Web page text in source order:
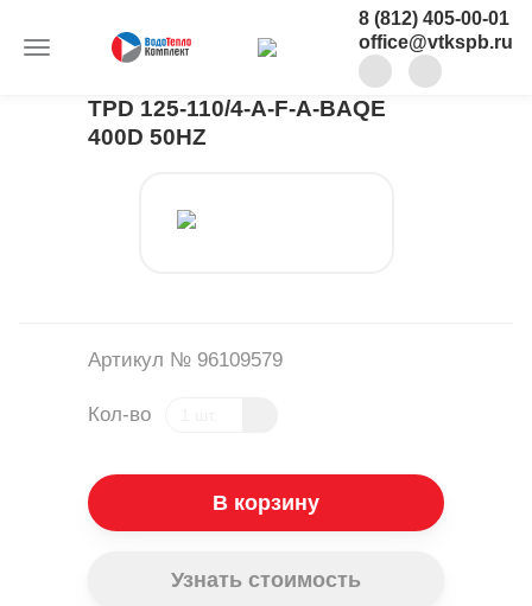
8 (812) 405-00-01
office@vtkspb.ru
TPD 125-110/4-A-F-A-BAQE
400D 50HZ
Артикул № 96109579
Кол-во
В корзину
Узнать стоимость